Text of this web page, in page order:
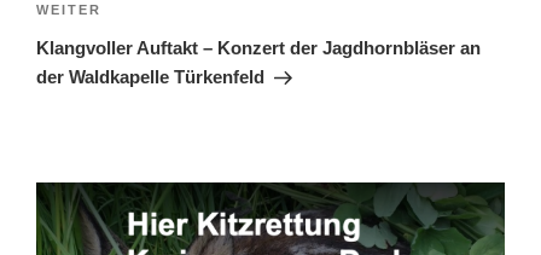
Nächster
Beitrag
WEITER
Klangvoller Auftakt – Konzert der Jagdhornbläser an
der Waldkapelle Türkenfeld